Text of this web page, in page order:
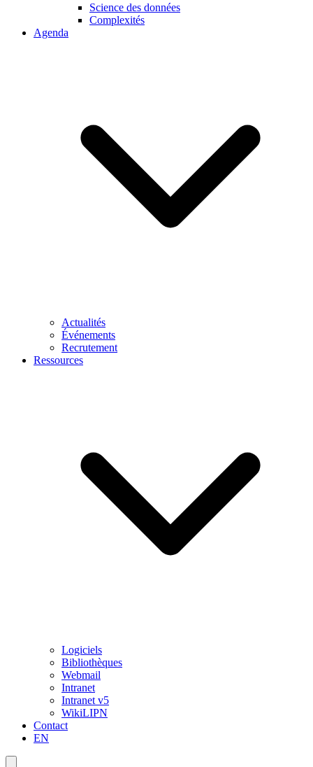
Science des données
Complexités
Agenda
Actualités
Événements
Recrutement
Ressources
Logiciels
Bibliothèques
Webmail
Intranet
Intranet v5
WikiLIPN
Contact
EN